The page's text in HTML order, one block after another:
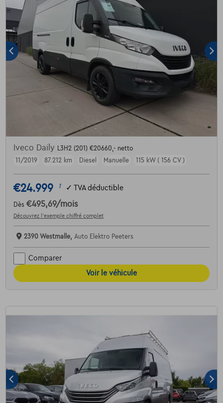
Iveco Daily
L3H2 (201) €20660,- netto
11/2019
87.212 km Diesel Manuelle 115 kW ( 156 CV )
€24.999 1 ✓ TVA déductible
Dès €495,69/mois
Découvrez l’exemple chiffré complet
2390 Westmalle, Auto Elektro Peeters
Comparer
Voir le véhicule